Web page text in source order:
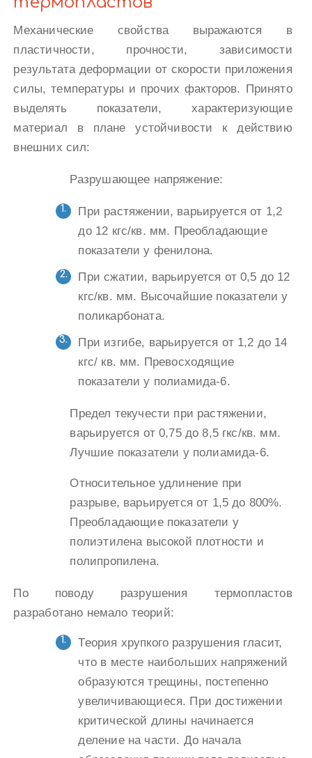
Механические свойства выражаются в
пластичности, прочности, зависимости
результата деформации от скорости приложения
силы, температуры и прочих факторов. Принято
выделять показатели, характеризующие
материал в плане устойчивости к действию
внешних сил:
Разрушающее напряжение:
При растяжении, варьируется от 1,2
до 12 кгс/кв. мм. Преобладающие
показатели у фенилона.
При сжатии, варьируется от 0,5 до 12
кгс/кв. мм. Высочайшие показатели у
поликарбоната.
При изгибе, варьируется от 1,2 до 14
кгс/ кв. мм. Превосходящие
показатели у полиамида-6.
Предел текучести при растяжении,
варьируется от 0,75 до 8,5 гкс/кв. мм.
Лучшие показатели у полиамида-6.
Относительное удлинение при
разрыве, варьируется от 1,5 до 800%.
Преобладающие показатели у
полиэтилена высокой плотности и
полипропилена.
По поводу разрушения термопластов
разработано немало теорий:
Теория хрупкого разрушения гласит,
что в месте наибольших напряжений
образуются трещины, постепенно
увеличивающиеся. При достижении
критической длины начинается
деление на части. До начала